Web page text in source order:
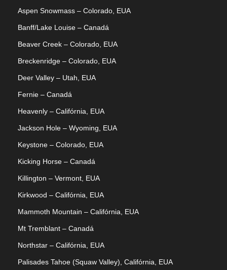
Aspen Snowmass – Colorado, EUA
Banff/Lake Louise – Canadá
Beaver Creek – Colorado, EUA
Breckenridge – Colorado, EUA
Deer Valley – Utah, EUA
Fernie – Canadá
Heavenly – Califórnia, EUA
Jackson Hole – Wyoming, EUA
Keystone – Colorado, EUA
Kicking Horse – Canadá
Killington – Vermont, EUA
Kirkwood – Califórnia, EUA
Mammoth Mountain – Califórnia, EUA
Mt Tremblant – Canadá
Northstar – Califórnia, EUA
Palisades Tahoe (Squaw Valley), Califórnia, EUA